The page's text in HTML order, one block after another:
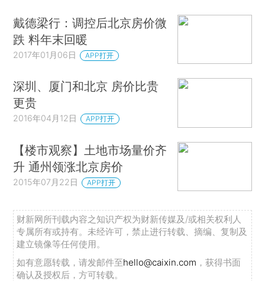
戴德梁行：调控后北京房价微
跌 料年末回暖
2017年01月06日 APP打开
深圳、厦门和北京 房价比贵
更贵
2016年04月12日 APP打开
【楼市观察】土地市场量价齐
升 通州领涨北京房价
2015年07月22日 APP打开
财新网所刊载内容之知识产权为财新传媒及/或相关权利人
专属所有或持有。未经许可，禁止进行转载、摘编、复制及
建立镜像等任何使用。
如有意愿转载，请发邮件至hello@caixin.com ，获得书面
确认及授权后，方可转载。